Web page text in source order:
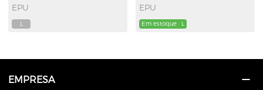
EPU
L
EPU
Em estoque L
EMPRESA